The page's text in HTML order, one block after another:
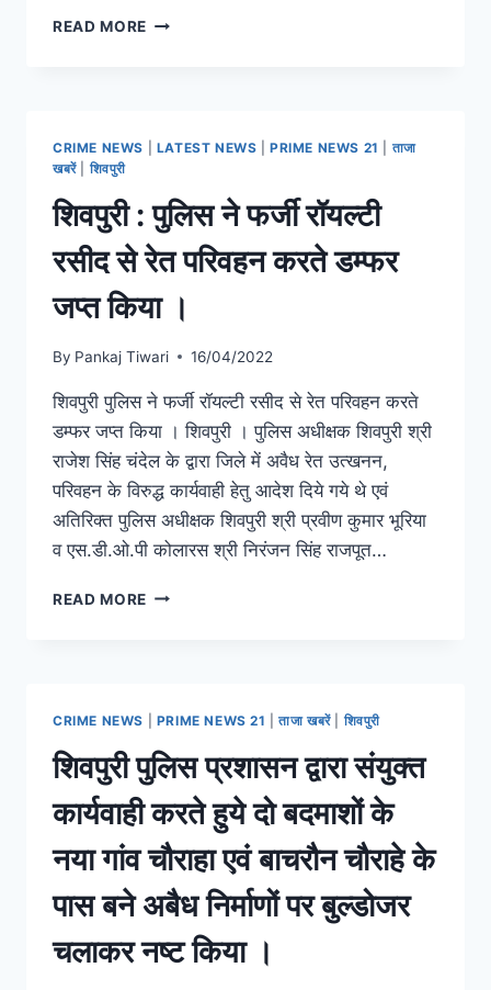
READ MORE
CRIME NEWS LATEST NEWS |PRIME NEWS 21
ताजा
खबरें| शिवपुरी
शिवपुरी : पुलिस ने फर्जी रॉयल्टी
रसीद से रेत परिवहन करते डम्फर
जप्त किया ।
By Pankaj Tiwari 16/04/2022
शिवपुरी पुलिस ने फर्जी रॉयल्टी रसीद से रेत परिवहन करते
डम्फर जप्त किया । शिवपुरी । पुलिस अधीक्षक शिवपुरी श्री
राजेश सिंह चंदेल के द्वारा जिले में अवैध रेत उत्खनन,
परिवहन के विरुद्ध कार्यवाही हेतु आदेश दिये गये थे एवं
अतिरिक्त पुलिस अधीक्षक शिवपुरी श्री प्रवीण कुमार भूरिया
व एस.डी.ओ.पी कोलारस श्री निरंजन सिंह राजपूत…
READ MORE
CRIME NEWS PRIME NEWS 21 |ताजा खबरें| शिवपुरी
शिवपुरी पुलिस प्रशासन द्वारा संयुक्त
कार्यवाही करते हुये दो बदमाशों के
नया गांव चौराहा एवं बाचरौन चौराहे के
पास बने अबैध निर्माणों पर बुल्डोजर
चलाकर नष्ट किया ।